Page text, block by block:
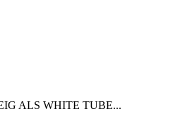
ALS WHITE TUBE...